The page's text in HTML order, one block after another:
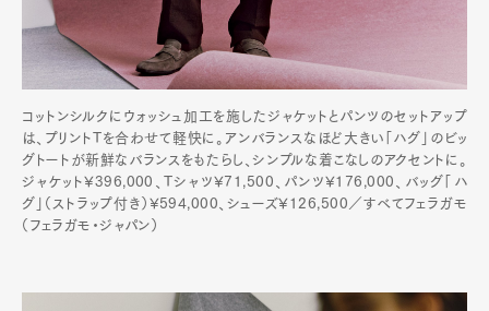
Pen Meet
Pen international Pen tw
コットンシルクにウォッシュ加工を施したジャケットとパンツのセットアップ
は、プリントTを合わせて軽快に。アンバランスなほど大きい「ハグ」のビッ
グトートが新鮮なバランスをもたらし、シンプルな着こなしのアクセントに。
ジャケット¥396,000、Tシャツ¥71,500、パンツ¥176,000、バッグ「ハ
グ」（ストラップ付き）¥594,000、シューズ¥126,500／すべてフェラガモ
（フェラガモ・ジャパン）